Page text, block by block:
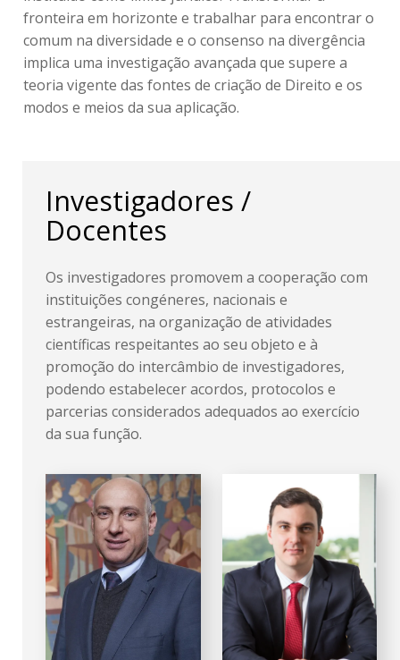
fronteira em horizonte e trabalhar para encontrar o
comum na diversidade e o consenso na divergência
implica uma investigação avançada que supere a
teoria vigente das fontes de criação de Direito e os
modos e meios da sua aplicação.
Investigadores /
Docentes
Os investigadores promovem a cooperação com
instituições congéneres, nacionais e
estrangeiras, na organização de atividades
científicas respeitantes ao seu objeto e à
promoção do intercâmbio de investigadores,
podendo estabelecer acordos, protocolos e
parcerias considerados adequados ao exercício
da sua função.